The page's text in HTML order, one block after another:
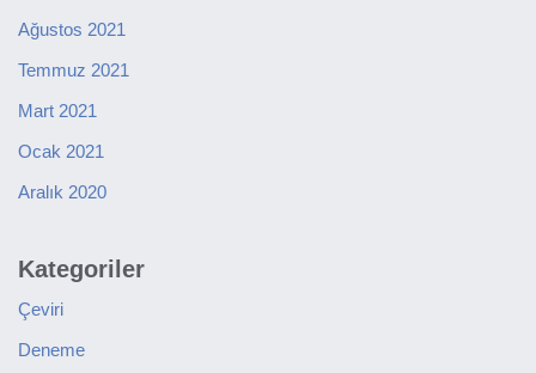
Ağustos 2021
Temmuz 2021
Mart 2021
Ocak 2021
Aralık 2020
Kategoriler
Çeviri
Deneme